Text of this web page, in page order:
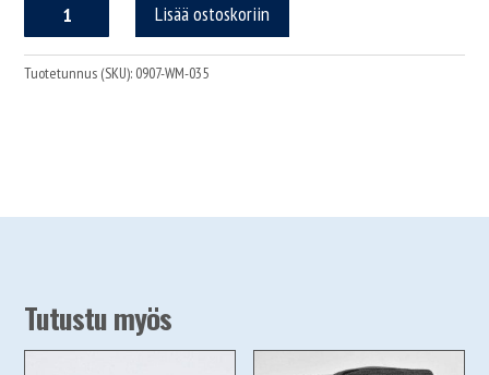
työvalo,
suora
Lisää ostoskoriin
Tuotetunnus (SKU): 0907-WM-035
Tutustu myös